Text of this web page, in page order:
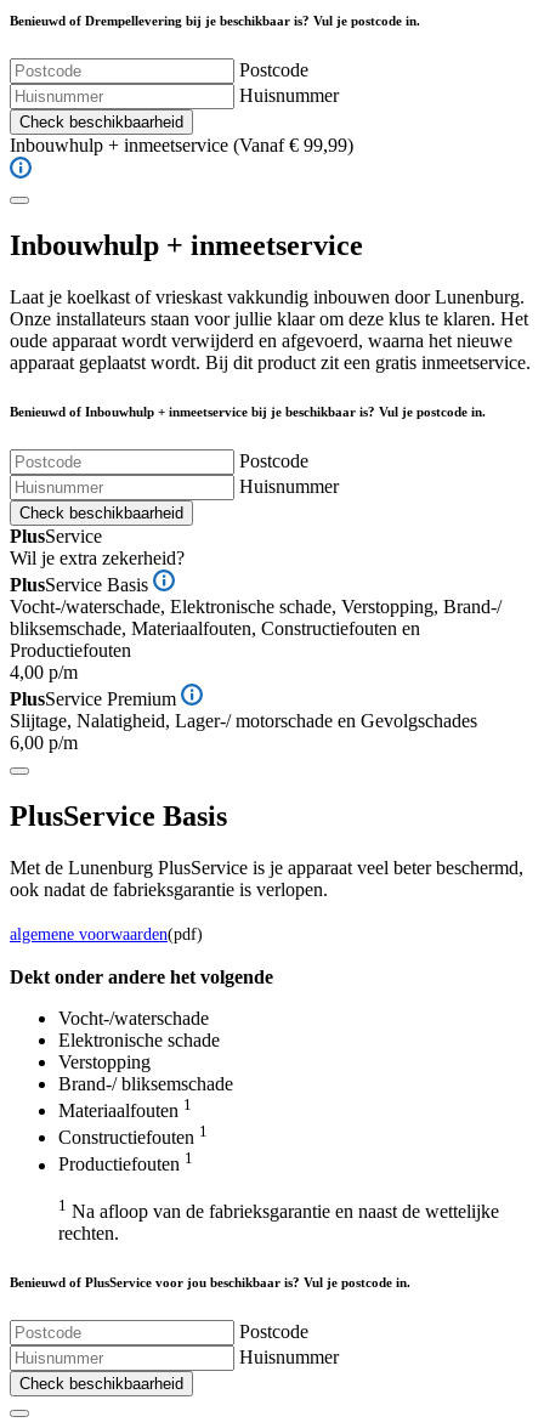
Benieuwd of Drempellevering bij je beschikbaar is? Vul je postcode in.
Postcode
Huisnummer
Check beschikbaarheid
Inbouwhulp + inmeetservice (Vanaf € 99,99)
Inbouwhulp + inmeetservice
Laat je koelkast of vrieskast vakkundig inbouwen door Lunenburg.
Onze installateurs staan voor jullie klaar om deze klus te klaren. Het
oude apparaat wordt verwijderd en afgevoerd, waarna het nieuwe
apparaat geplaatst wordt. Bij dit product zit een gratis inmeetservice.
Benieuwd of Inbouwhulp + inmeetservice bij je beschikbaar is? Vul je postcode in.
Postcode
Huisnummer
Check beschikbaarheid
PlusService
Wil je extra zekerheid?
PlusService Basis
Vocht-/waterschade, Elektronische schade, Verstopping, Brand-/
bliksemschade, Materiaalfouten, Constructiefouten en
Productiefouten
4,00 p/m
PlusService Premium
Slijtage, Nalatigheid, Lager-/ motorschade en Gevolgschades
6,00 p/m
PlusService Basis
Met de Lunenburg PlusService is je apparaat veel beter beschermd,
ook nadat de fabrieksgarantie is verlopen.
algemene voorwaarden(pdf)
Dekt onder andere het volgende
Vocht-/waterschade
Elektronische schade
Verstopping
Brand-/ bliksemschade
Materiaalfouten 1
Constructiefouten 1
Productiefouten 1
1 Na afloop van de fabrieksgarantie en naast de wettelijke
rechten.
Benieuwd of PlusService voor jou beschikbaar is? Vul je postcode in.
Postcode
Huisnummer
Check beschikbaarheid